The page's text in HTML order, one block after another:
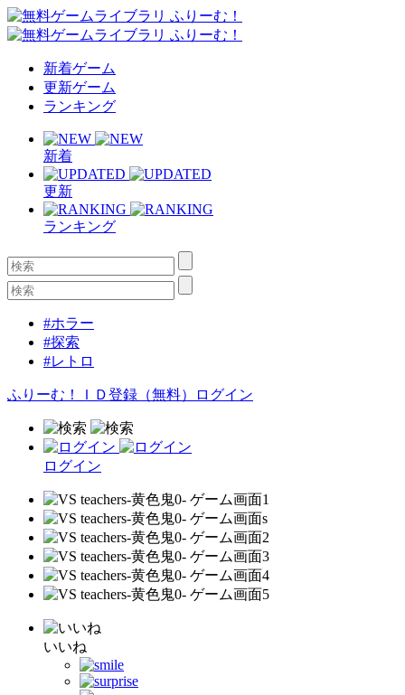
新着ゲーム
更新ゲーム
ランキング
新着
更新
ランキング
#ホラー
#探索
#レトロ
ふりーむ！ＩＤ登録（無料） ログイン
ログイン
いいね